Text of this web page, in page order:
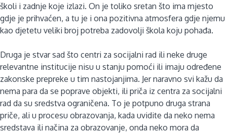
školi i zadnje koje izlazi. On je toliko sretan što ima mjesto
gdje je prihvaćen, a tu je i ona pozitivna atmosfera gdje njemu
kao djetetu veliki broj potreba zadovolji škola koju pohađa.
Druga je stvar sad što centri za socijalni rad ili neke druge
relevantne institucije nisu u stanju pomoći ili imaju određene
zakonske prepreke u tim nastojanjima. Jer naravno svi kažu da
nema para da se poprave objekti, ili priča iz centra za socijalni
rad da su sredstva ograničena. To je potpuno druga strana
priče, ali u procesu obrazovanja, kada uvidite da neko nema
sredstava ili načina za obrazovanje, onda neko mora da